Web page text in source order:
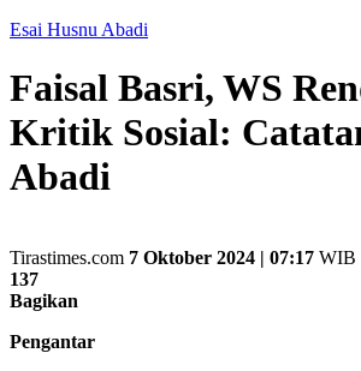
Esai Husnu Abadi
Faisal Basri, WS
Kritik Sosial:
Abadi
Tirastimes.com 7 Oktober 2024 | 07:17 WIB
137
Bagikan
Pengantar